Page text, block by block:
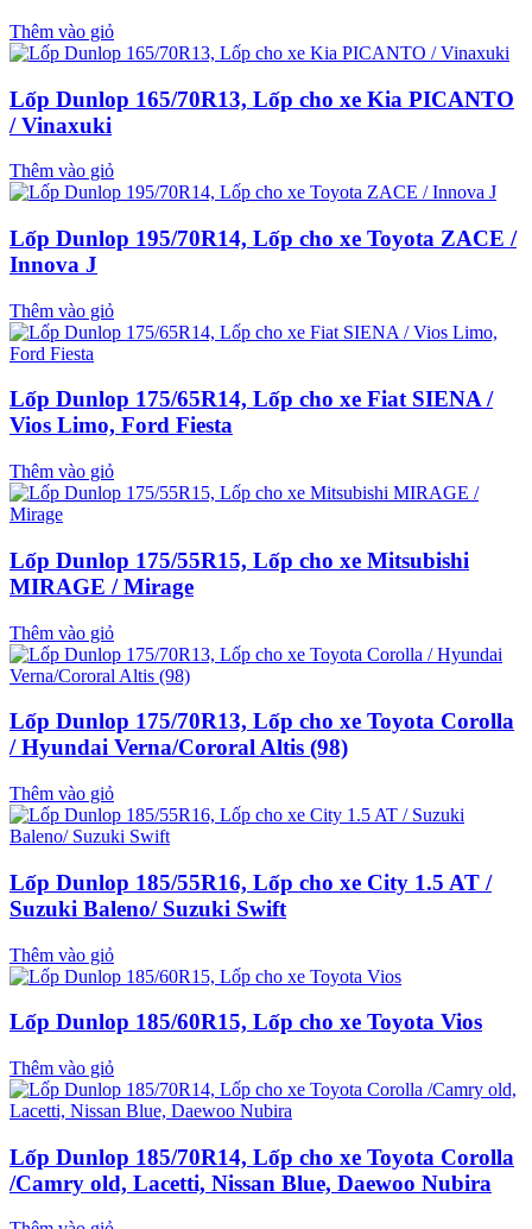
Thêm vào giỏ
Lốp Dunlop 165/70R13, Lốp cho xe Kia PICANTO
/ Vinaxuki
Thêm vào giỏ
Lốp Dunlop 195/70R14, Lốp cho xe Toyota ZACE /
Innova J
Thêm vào giỏ
Lốp Dunlop 175/65R14, Lốp cho xe Fiat SIENA /
Vios Limo, Ford Fiesta
Thêm vào giỏ
Lốp Dunlop 175/55R15, Lốp cho xe Mitsubishi
MIRAGE / Mirage
Thêm vào giỏ
Lốp Dunlop 175/70R13, Lốp cho xe Toyota Corolla
/ Hyundai Verna/Cororal Altis (98)
Thêm vào giỏ
Lốp Dunlop 185/55R16, Lốp cho xe City 1.5 AT /
Suzuki Baleno/ Suzuki Swift
Thêm vào giỏ
Lốp Dunlop 185/60R15, Lốp cho xe Toyota Vios
Thêm vào giỏ
Lốp Dunlop 185/70R14, Lốp cho xe Toyota Corolla
/Camry old, Lacetti, Nissan Blue, Daewoo Nubira